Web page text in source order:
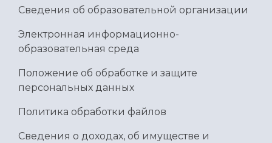
Сведения об образовательной организации
Электронная информационно-
образовательная среда
Положение об обработке и защите
персональных данных
Политика обработки файлов
Сведения о доходах, об имуществе и